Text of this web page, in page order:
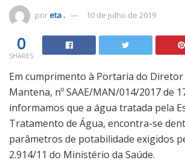
poreta . 10 de julho de 2019
0
SHARES
Em cumprimento à Portaria do Diretor
Mantena, nº SAAE/MAN/014/2017 de
informamos que a água tratada pela
Tratamento de Água, encontra-se
parâmetros de potabilidade exigidos
2.914/11 do Ministério da Saúde.